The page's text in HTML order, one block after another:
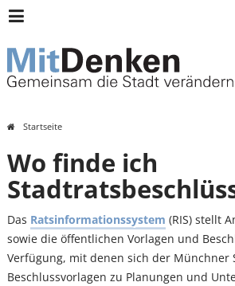
Archiv:
Mitdenken
Header
Menü
Sie
sind
hier
Startseite
Wo finde ich
Das Ratsinformationssystem (RIS) stellt
sowie die öffentlichen Vorlagen und
Verfügung, mit denen sich der Münchner
Beschlussvorlagen zu Planungen und